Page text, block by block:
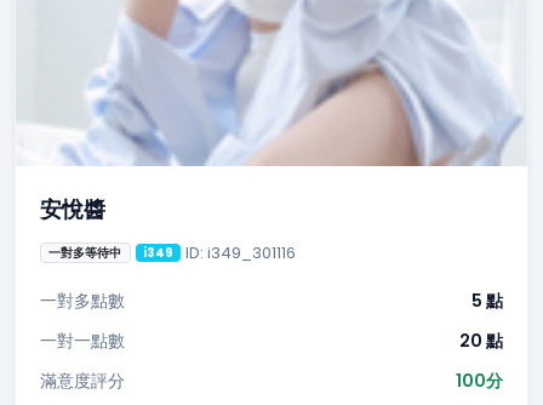
安悅醬
一對多等待中 i349 ID: i349_301116
一對多點數
5 點
一對一點數
20 點
滿意度評分
100分